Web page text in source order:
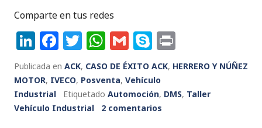
Comparte en tus redes
Li
n
k
e
dI
F
a
c
e
b
T
w
it
te
r
W
h
a
ts
A
G
m
ai
l
S
k
y
p
e
ri
n
t
Publicada en ACK, CASO DE ÉXITO ACK, HERRERO Y NÚÑEZ
MOTOR, IVECO, Posventa, Vehículo
Industrial
Etiquetado Automoción, DMS, Taller
Vehículo Industrial
2 comentarios